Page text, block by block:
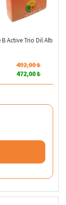
B Active Trio Dil Altı 30
492,00 ₺
472,00 ₺